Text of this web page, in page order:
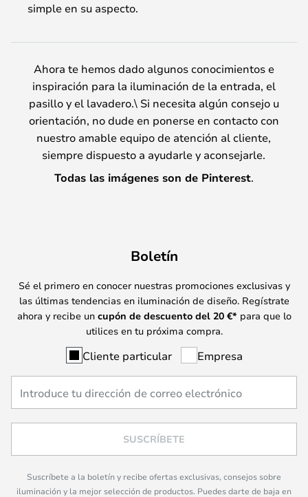
simple en su aspecto.
Ahora te hemos dado algunos conocimientos e
inspiración para la iluminación de la entrada, el
pasillo y el lavadero.\ Si necesita algún consejo u
orientación, no dude en ponerse en contacto con
nuestro amable equipo de atención al cliente,
siempre dispuesto a ayudarle y aconsejarle.
Todas las imágenes son de Pinterest.
Boletín
Sé el primero en conocer nuestras promociones exclusivas y
las últimas tendencias en iluminación de diseño. Regístrate
ahora y recibe un cupón de descuento del 20 €* para que lo
utilices en tu próxima compra.
Cliente particular Empresa
SUSCRÍBETE
Suscríbete a la boletín y recibe ofertas exclusivas, consejos sobre
iluminación y la mejor selección de productos. Puedes darte de baja en